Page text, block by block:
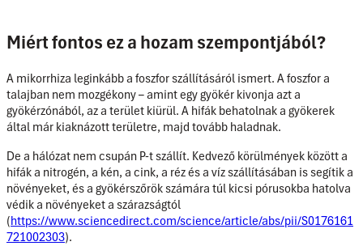
Miért fontos ez a hozam szempontjából?
A mikorrhiza leginkább a foszfor szállításáról ismert. A foszfor a
talajban nem mozgékony – amint egy gyökér kivonja azt a
gyökérzónából, az a terület kiürül. A hifák behatolnak a gyökerek
által már kiaknázott területre, majd tovább haladnak.
De a hálózat nem csupán P-t szállít. Kedvező körülmények között a
hifák a nitrogén, a kén, a cink, a réz és a víz szállításában is segítik a
növényeket, és a gyökérszőrök számára túl kicsi pórusokba hatolva
védik a növényeket a szárazságtól
(https://www.sciencedirect.com/science/article/abs/pii/S0176161
721002303).